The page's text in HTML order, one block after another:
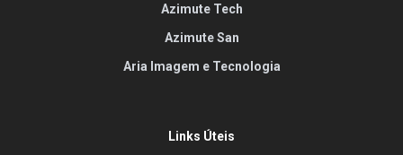
Azimute Tech
Azimute San
Aria Imagem e Tecnologia
Links Úteis